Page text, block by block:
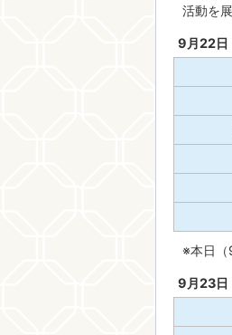
活動を
9月22日
※本日（
9月23日